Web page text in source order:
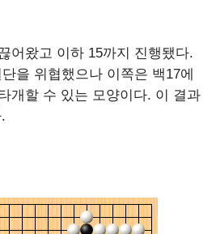
어왔고 이하 15까지 진행됐다.
을 위협했으나 이쪽은 백17에
개할 수 있는 모양이다. 이 결과